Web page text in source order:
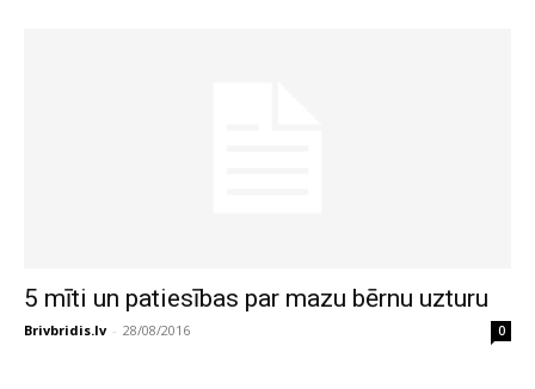
5 mīti un patiesības par mazu bērnu uzturu
Brivbridis.lv - 28/08/2016 0